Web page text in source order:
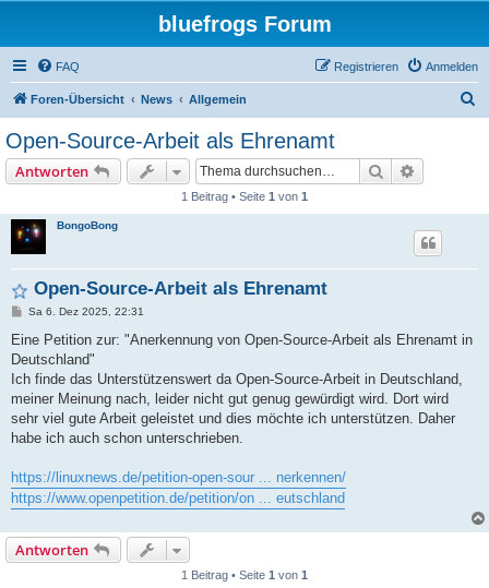
bluefrogs Forum
FAQ Anmelden
Registrieren
Foren-Übersicht News Allgemein
Open-Source-Arbeit als Ehrenamt
Antworten Suche
1 Beitrag • Seite 1 von 1
BongoBong
Open-Source-Arbeit als Ehrenamt
B
i
r
a
Sa 6. Dez 2025, 22:31
Eine Petition zur: "Anerkennung von Open-Source-Arbeit als Ehrenamt in
Deutschland"
Ich finde das Unterstützenswert da Open-Source-Arbeit in Deutschland,
meiner Meinung nach, leider nicht gut genug gewürdigt wird. Dort wird
sehr viel gute Arbeit geleistet und dies möchte ich unterstützen. Daher
habe ich auch schon unterschrieben.
https://linuxnews.de/petition-open-sour ... nerkennen/
https://www.openpetition.de/petition/on ... eutschland
Antworten
1 Beitrag • Seite 1 von 1